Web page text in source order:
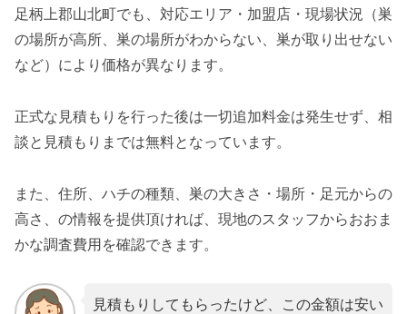
足柄上郡山北町でも、対応エリア・加盟店・現場状況（巣
の場所が高所、巣の場所がわからない、巣が取り出せない
など）により価格が異なります。
正式な見積もりを行った後は一切追加料金は発生せず、相
談と見積もりまでは無料となっています。
また、住所、ハチの種類、巣の大きさ・場所・足元からの
高さ、の情報を提供頂ければ、現地のスタッフからおおま
かな調査費用を確認できます。
見積もりしてもらったけど、この金額は安い